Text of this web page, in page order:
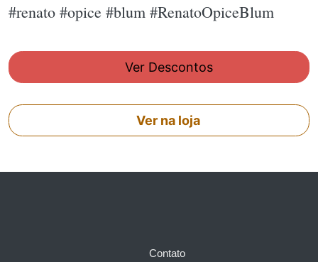
#renato #opice #blum #RenatoOpiceBlum
Ver Descontos
Ver na loja
Contato